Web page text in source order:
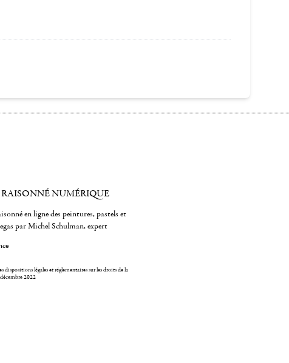
NUMÉRIQUE
en ligne des peintures, pastels et
par Michel Schulman, expert
dispositions légales et réglementaires sur les droits de la
2022